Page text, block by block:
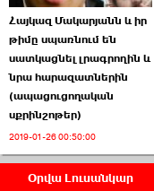
Սահմանադրական
դատարանը մերժեց ›››
2026-07-02 00:39:00
ՈՒՂԻՂ․ ԱԺ-ն
Հայկազ Մակարյանն և իր
թիմը սպառնում են
սատկացնել լրագրողին և
նրա հարազատներին
(ապացուցողական
սքրինշոթեր)
2019-01-26 00:50:00
Օրվա Լուսանկար